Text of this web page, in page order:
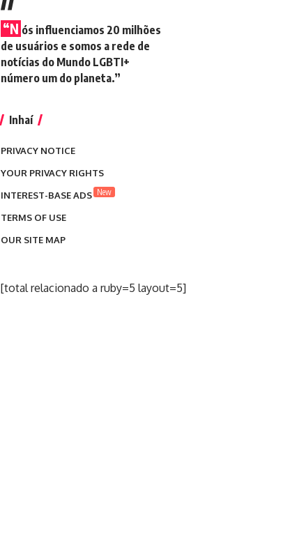
“N ós influenciamos 20 milhões
de usuários e somos a rede de
notícias do Mundo LGBTI+
número um do planeta.”
Inhaí
PRIVACY NOTICE
YOUR PRIVACY RIGHTS
INTEREST-BASE ADS New
TERMS OF USE
OUR SITE MAP
[total relacionado a ruby=5 layout=5]